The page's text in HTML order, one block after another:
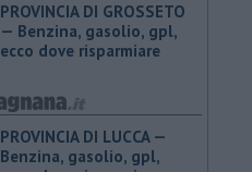
PROVINCIA DI GROSSETO
— ​Benzina, gasolio, gpl,
ecco dove risparmiare
PROVINCIA DI LUCCA — ​
Benzina, gasolio, gpl,